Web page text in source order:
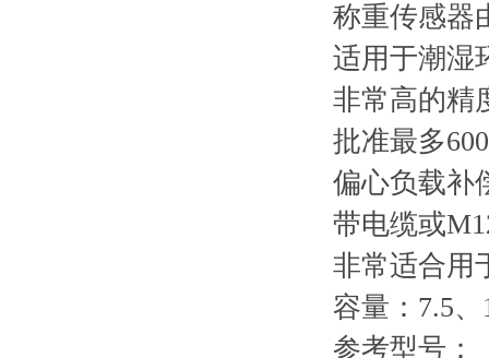
称重传感器
适用于潮湿
非常高的精
批准最多
偏心负载补
带电缆或
非常适合用
容量： 7.5、
参考型号：